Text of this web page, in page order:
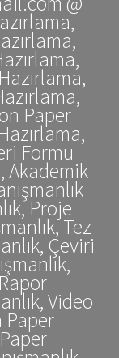
Paper
Formu
Akademik
Proje
Tez
Çeviri
Video
Paper